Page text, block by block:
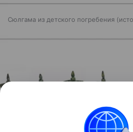
Сюлгама из детского погребения